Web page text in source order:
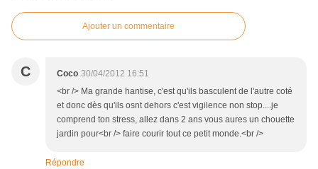
Ajouter un commentaire
C Coco 30/04/2012 16:51
<br /> Ma grande hantise, c'est qu'ils basculent de l'autre coté
et donc dès qu'ils osnt dehors c'est vigilence non stop....je
comprend ton stress, allez dans 2 ans vous aures un chouette
jardin pour<br /> faire courir tout ce petit monde.<br />
Répondre